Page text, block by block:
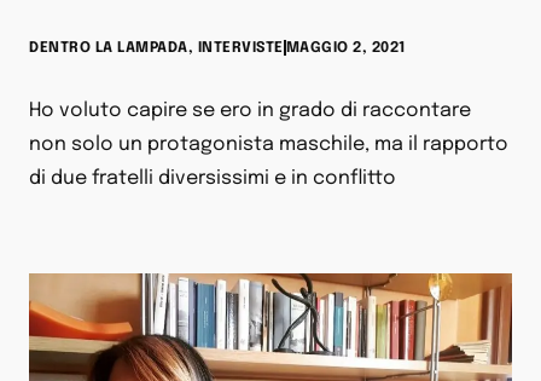
DENTRO LA LAMPADA, INTERVISTE MAGGIO 2, 2021
Ho voluto capire se ero in grado di raccontare
non solo un protagonista maschile, ma il rapporto
di due fratelli diversissimi e in conflitto